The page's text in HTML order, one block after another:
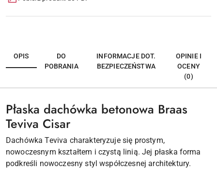
OPIS
DO
POBRANIA
INFORMACJE DOT.
BEZPIECZEŃSTWA
OPINIE I
OCENY
(0)
Płaska dachówka betonowa Braas
Teviva Cisar
Dachówka Teviva charakteryzuje się prostym,
nowoczesnym kształtem i czystą linią. Jej płaska forma
podkreśli nowoczesny styl współczesnej architektury.